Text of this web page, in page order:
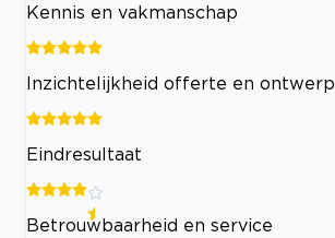
Kennis en vakmanschap
Inzichtelijkheid offerte en ontwerp
Eindresultaat
Betrouwbaarheid en service